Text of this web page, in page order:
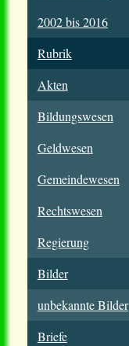
2002 bis 2016
Rubrik
Akten
Bildungswesen
Geldwesen
Gemeindewesen
Rechtswesen
Regierung
Bilder
unbekannte Bilder
Briefe